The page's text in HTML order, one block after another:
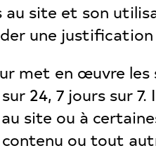
au site et son
une justification
met en œuvre
sur 24, 7 jours sur
au site ou à
contenu ou tout